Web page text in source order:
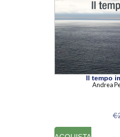
Il tempo
Andrea
€